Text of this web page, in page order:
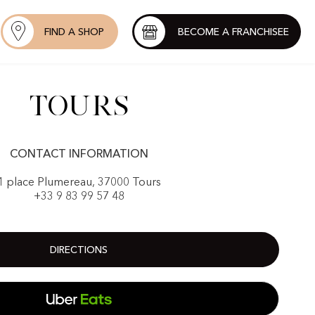
FIND A SHOP BECOME A FRANCHISEE
Tours
CONTACT INFORMATION
place Plumereau, 37000 Tours
+33 9 83 99 57 48
DIRECTIONS